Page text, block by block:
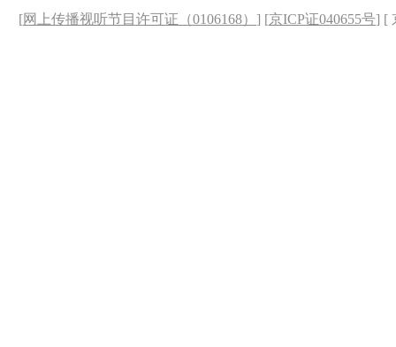
[网上传播视听节目许可证（0106168） ] [京ICP证040655号] [